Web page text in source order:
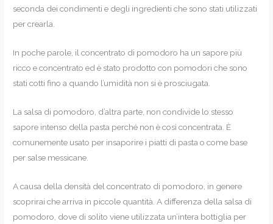
seconda dei condimenti e degli ingredienti che sono stati utilizzati
per crearla.
In poche parole, il concentrato di pomodoro ha un sapore più
ricco e concentrato ed è stato prodotto con pomodori che sono
stati cotti fino a quando l’umidità non si è prosciugata.
La salsa di pomodoro, d’altra parte, non condivide lo stesso
sapore intenso della pasta perché non è così concentrata. È
comunemente usato per insaporire i piatti di pasta o come base
per salse messicane.
A causa della densità del concentrato di pomodoro, in genere
scoprirai che arriva in piccole quantità. A differenza della salsa di
pomodoro, dove di solito viene utilizzata un’intera bottiglia per